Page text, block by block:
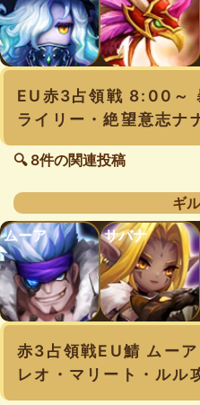
EU赤3占領戦 8:00～
ライリー・絶望意志ナ
🔍 8件の関連投稿
ギ
ムーア
サバナ
赤3占領戦EU鯖 ムー
レオ・マリート・ルル